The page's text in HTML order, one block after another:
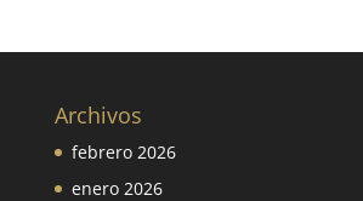
Archivos
febrero 2026
enero 2026